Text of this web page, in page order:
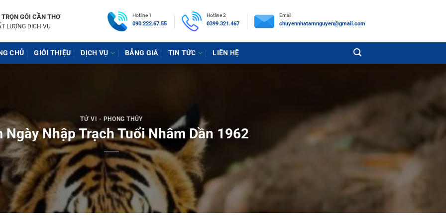
GÓI CẦN THƠ
LƯỢNG DỊCH VỤ
Hotline 1
090.222.67.55
Hotline 2
0399.321.467
Email
chuyennhatamnguyen@gmail.com
CHỦ GIỚI THIỆU DỊCH VỤ BẢNG GIÁ TIN TỨC LIÊN HỆ
TỬ VI - PHONG THỦY
Ngày Nhập Trạch Tuổi Nhâm Dần 1962